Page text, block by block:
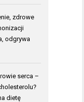
zdrowe
odgrywa
serca –
dietę